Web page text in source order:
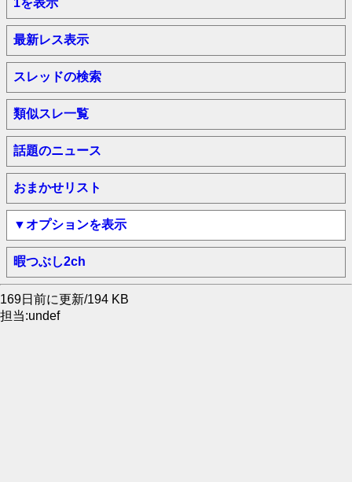
1を表示
最新レス表示
スレッドの検索
類似スレ一覧
話題のニュース
おまかせリスト
▼オプションを表示
暇つぶし2ch
169日前に更新/194 KB
担当:undef